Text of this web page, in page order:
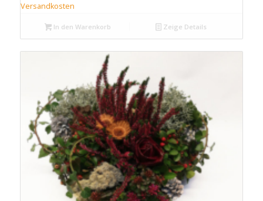
Versandkosten
In den Warenkorb Zeige Details